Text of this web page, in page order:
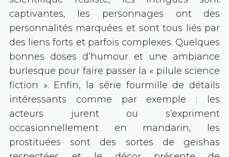
captivantes, les personnages ont des
personnalités marquées et sont tous liés par
des liens forts et parfois complexes. Quelques
bonnes doses d’humour et une ambiance
burlesque pour faire passer la « pilule science
fiction ». Enfin, la série fourmille de détails
intéressants comme par exemple : les
acteurs jurent ou s’expriment
occasionnellement en mandarin, les
prostituées sont des sortes de geishas